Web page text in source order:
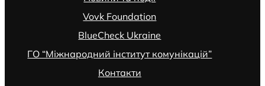
Vovk Foundation
BlueCheck Ukraine
ГО “Міжнародний інститут комунікацій”
Контакти